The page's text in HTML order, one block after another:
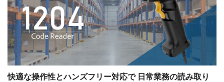
快適な操作性とハンズフリー対応で 日常業務の読み取り